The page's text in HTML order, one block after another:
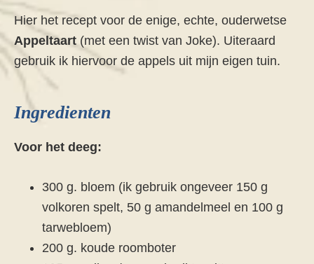
Hier het recept voor de enige, echte, ouderwetse
Appeltaart (met een twist van Joke). Uiteraard
gebruik ik hiervoor de appels uit mijn eigen tuin.
Ingredienten
Voor het deeg:
300 g. bloem (ik gebruik ongeveer 150 g
volkoren spelt, 50 g amandelmeel en 100 g
tarwebloem)
200 g. koude roomboter